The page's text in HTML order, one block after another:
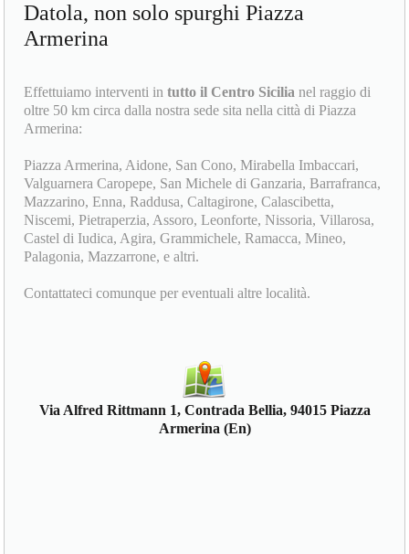
Datola, non solo spurghi Piazza
Armerina
Effettuiamo interventi intutto il Centro Sicilia nel raggio di
oltre 50 km circa dalla nostra sede sita nella città di Piazza
Armerina:
Piazza Armerina, Aidone, San Cono, Mirabella Imbaccari,
Valguarnera Caropepe, San Michele di Ganzaria, Barrafranca,
Mazzarino, Enna, Raddusa, Caltagirone, Calascibetta,
Niscemi, Pietraperzia, Assoro, Leonforte, Nissoria, Villarosa,
Castel di Iudica, Agira, Grammichele, Ramacca, Mineo,
Palagonia, Mazzarrone, e altri.
Contattateci comunque per eventuali altre località.
Via Alfred Rittmann 1, Contrada Bellia, 94015 Piazza
Armerina (En)